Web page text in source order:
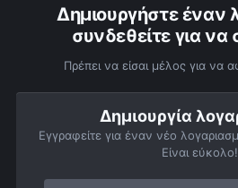
Δημιουργήστε έναν
συνδεθείτε για να
Πρέπει να είσαι μέλος για να
Δημιουργία
Εγγραφείτε για έναν νέο
Είναι